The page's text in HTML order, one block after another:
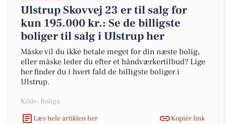
Ulstrup Skovvej 23 er til salg for
kun 195.000 kr.: Se de billigste
boliger til salg i Ulstrup her
Måske vil du ikke betale meget for din næste bolig,
eller måske leder du efter et håndværkertilbud? Lige
her finder du i hvert fald de billigste boliger i
Ulstrup.
Kilde: Boliga
Læs hele artiklen her
Kopiér link